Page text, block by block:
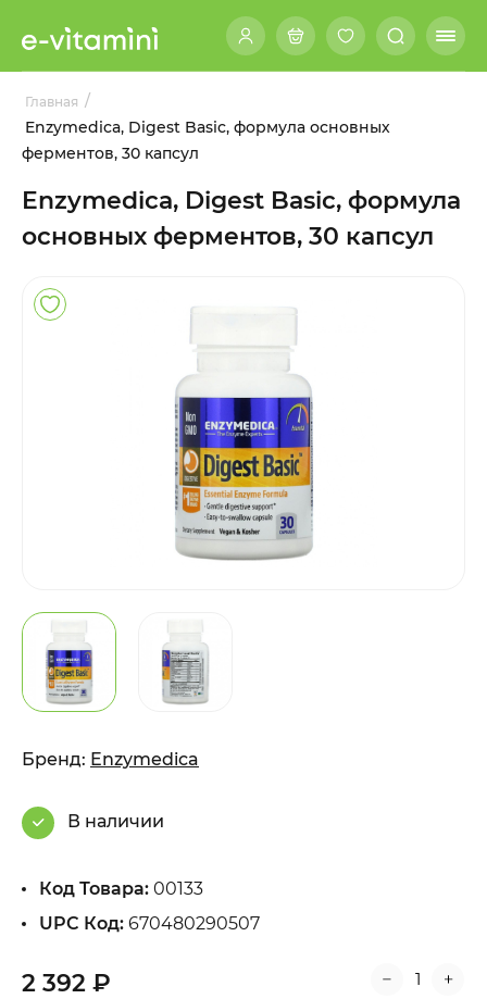
Главная /
Enzymedica, Digest Basic, формула основных
ферментов, 30 капсул
Enzymedica, Digest Basic, формула
основных ферментов, 30 капсул
2 392 ₽
Бренд: Enzymedica
В наличии
Код Товара: 00133
UPC Код: 670480290507